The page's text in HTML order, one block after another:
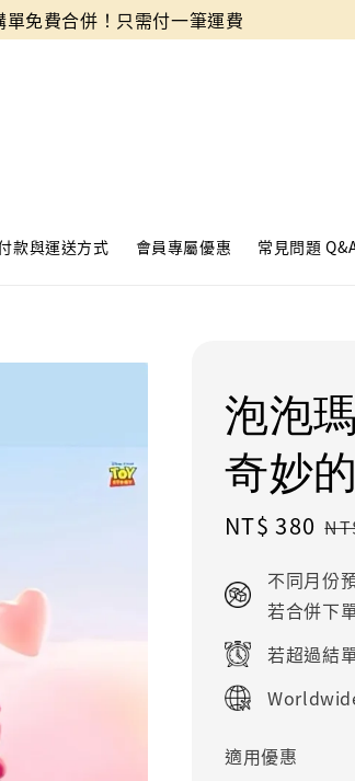
單免費合併！只需付一筆運費
款與運送方式 會員專屬優惠 常見問題
泡泡
奇妙
Sale
NT$ 380
不同月份
若合併下
若超過結
適用優惠